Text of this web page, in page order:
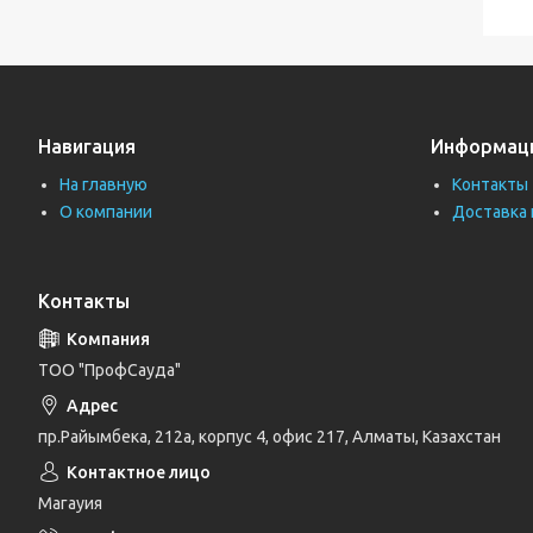
Навигация
На главную
О компании
Контакты
Доставка
Контакты
ТОО "ПрофСауда"
пр.Райымбека, 212а, корпус 4, офис 217, Алматы, Казахстан
Магауия